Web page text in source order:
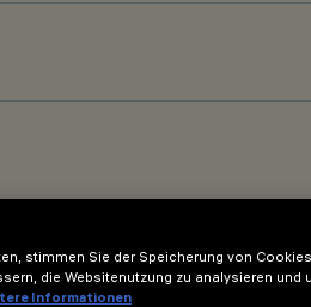
stimmen Sie der Speicherung von
die Websitenutzung zu analysieren und
Informationen